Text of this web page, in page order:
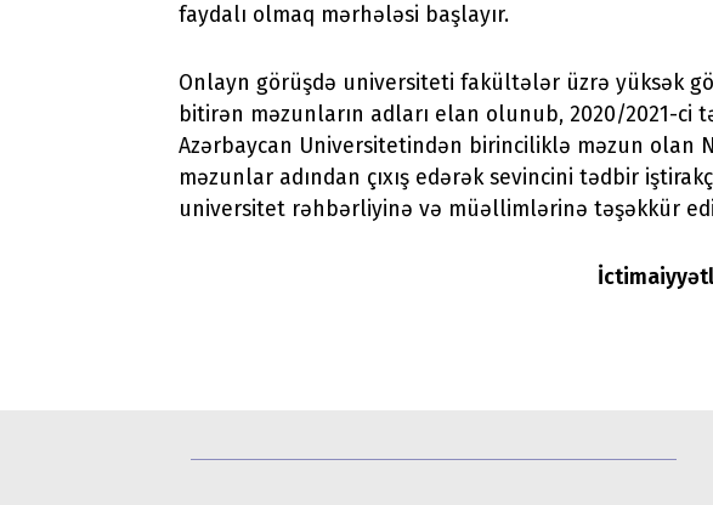
faydalı olmaq mərhələsi başlayır.
Onlayn görüşdə universiteti fakültələr üzrə yüksək
bitirən məzunların adları elan olunub, 2020/2021-ci
Azərbaycan Universitetindən birinciliklə məzun olan
məzunlar adından çıxış edərək sevincini tədbir
universitet rəhbərliyinə və müəllimlərinə təşəkkür